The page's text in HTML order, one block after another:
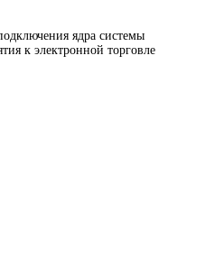
ядра системы
к электронной торговле